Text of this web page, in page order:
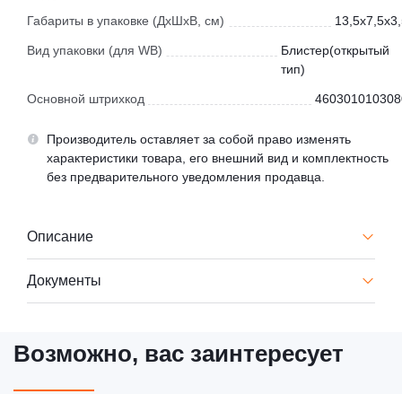
Габариты в упаковке (ДхШхВ, см)
Вид упаковки (для WB)
Блистер(открытый
тип)
Основной штрихкод
Производитель оставляет за собой право изменять
характеристики товара, его внешний вид и комплектность
без предварительного уведомления продавца.
Описание
Документы
Возможно, вас заинтересует